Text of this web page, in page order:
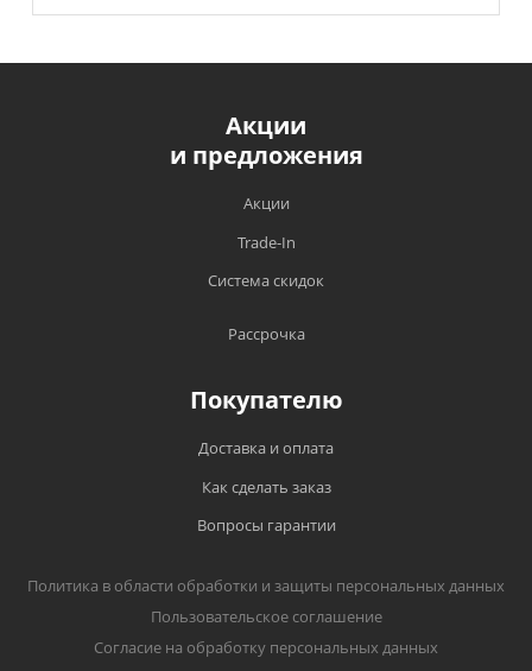
Акции
и предложения
Акции
Trade-In
Система скидок
Рассрочка
Покупателю
Доставка и оплата
Как сделать заказ
Вопросы гарантии
Политика в области обработки и защиты персональных данных
Пользовательское соглашение
Согласие на обработку персональных данных